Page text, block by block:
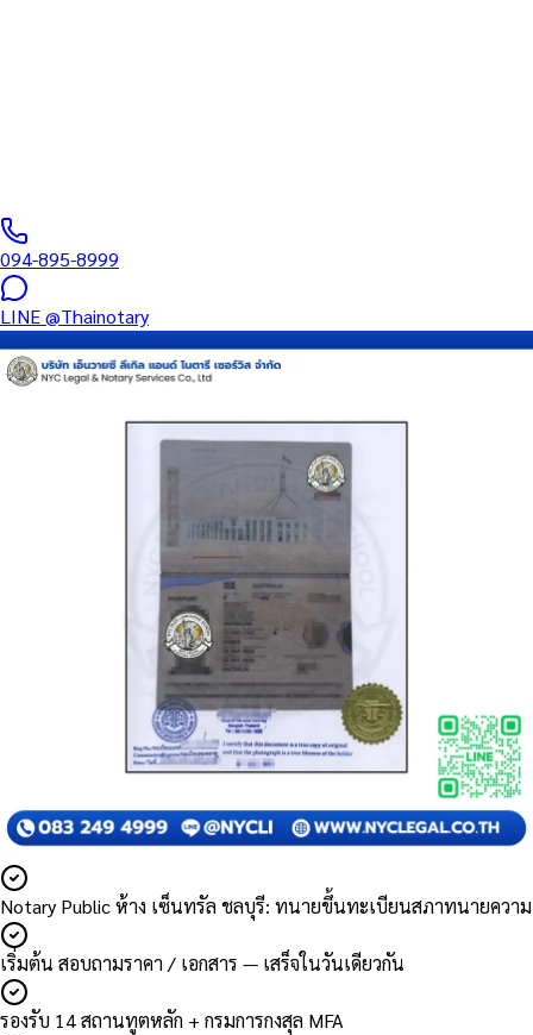
094-895-8999
LINE@Thainotary
Notary Public ห้าง เซ็นทรัล ชลบุรี: ทนายขึ้นทะเบียนสภาทนายความ
เริ่มต้น สอบถามราคา / เอกสาร — เสร็จในวันเดียวกัน
รองรับ 14 สถานทูตหลัก + กรมการกงสุล MFA